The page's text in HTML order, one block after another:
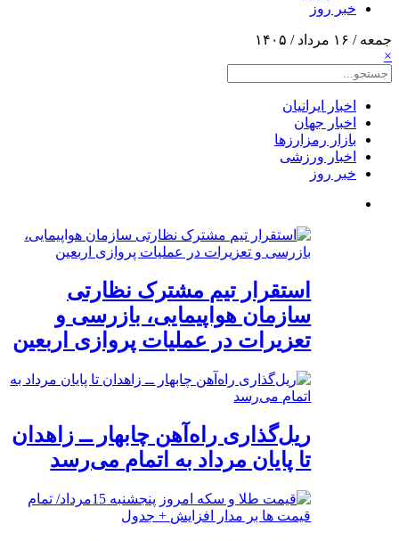
خبر روز
جمعه / ۱۶ مرداد / ۱۴۰۵
×
اخبار ایرانیان
اخبار جهان
بازار رمزارزها
اخبار ورزشی
خبر روز
استقرار تیم مشترک نظارتی
سازمان هواپیمایی، بازرسی و
تعزیرات در عملیات پروازی اربعین
ریل‌گذاری راه‌آهن چابهار ــ زاهدان
تا پایان مرداد به اتمام می‌رسد